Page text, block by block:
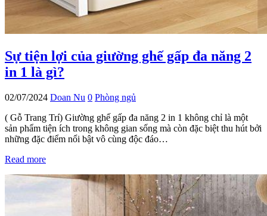
Sự tiện lợi của giường ghế gấp đa năng 2
in 1 là gì?
02/07/2024 Doan Nu 0 Phòng ngủ
( Gỗ Trang Trí) Giường ghế gấp đa năng 2 in 1 không chỉ là một
sản phẩm tiện ích trong không gian sống mà còn đặc biệt thu hút bởi
những đặc điểm nổi bật vô cùng độc đáo…
Read more